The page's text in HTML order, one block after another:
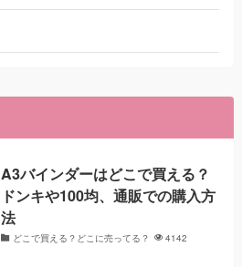
A3バインダーはどこで買える？
ドンキや100均、通販での購入方
法
どこで買える？どこに売ってる？ 4142